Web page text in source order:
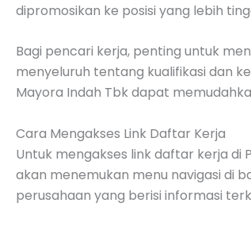
dipromosikan ke posisi yang lebih
Bagi pencari kerja, penting untuk
menyeluruh tentang kualifikasi dan
Mayora Indah Tbk dapat
Cara Mengakses Link Daftar Kerja
Untuk mengakses link daftar kerja di
akan menemukan menu navigasi di
perusahaan yang berisi informasi